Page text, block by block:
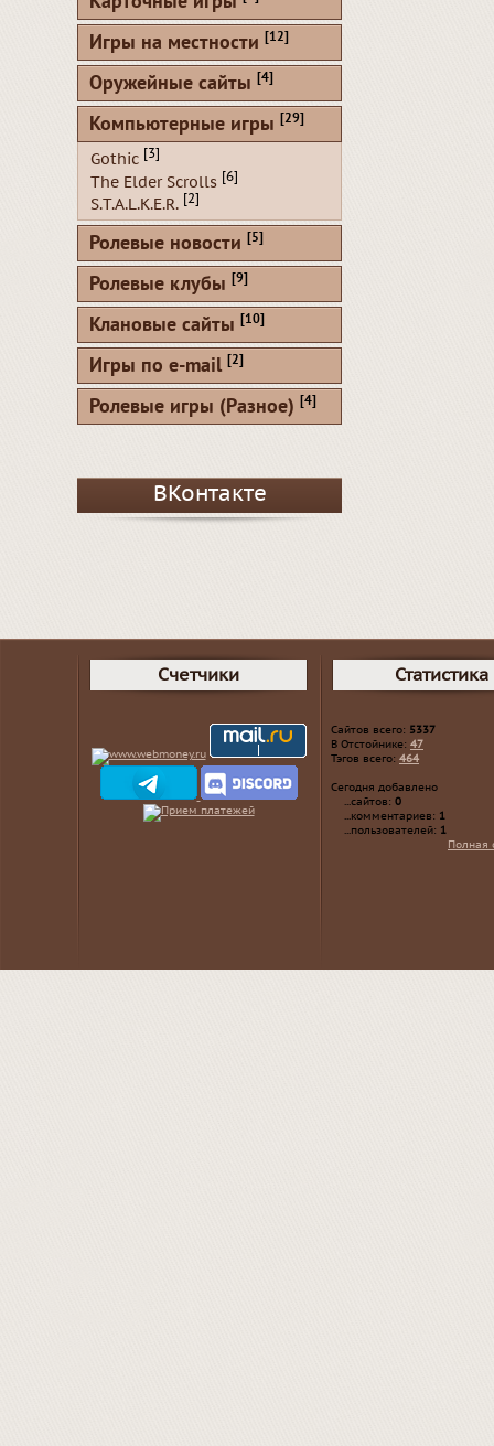
Игры на местности [12]
Оружейные сайты [4]
Компьютерные игры [29]
Gothic [3]
The Elder Scrolls [6]
S.T.A.L.K.E.R. [2]
Ролевые новости [5]
Ролевые клубы [9]
Клановые сайты [10]
Игры по e-mail [2]
Ролевые игры (Разное) [4]
ВКонтакте
Счетчики Статистика
Сайтов всего: 5337
В Отстойнике: 47
Тэгов всего: 464
Сегодня добавлено
...сайтов: 0
...комментариев: 1
...пользователей: 1
Полная